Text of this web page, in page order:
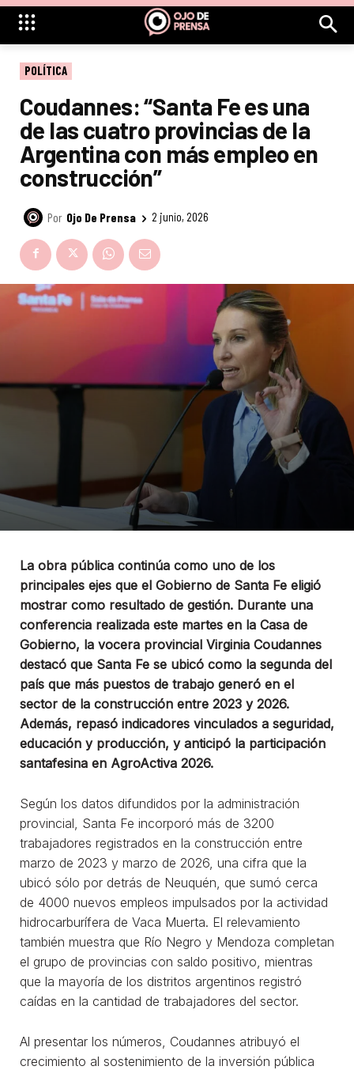
POLÍTICA
Coudannes: “Santa Fe es una
de las cuatro provincias de la
Argentina con más empleo en
construcción”
Por Ojo De Prensa 2 junio, 2026
La obra pública continúa como uno de los
principales ejes que el Gobierno de Santa Fe eligió
mostrar como resultado de gestión. Durante una
conferencia realizada este martes en la Casa de
Gobierno, la vocera provincial Virginia Coudannes
destacó que Santa Fe se ubicó como la segunda del
país que más puestos de trabajo generó en el
sector de la construcción entre 2023 y 2026.
Además, repasó indicadores vinculados a seguridad,
educación y producción, y anticipó la participación
santafesina en AgroActiva 2026.
Según los datos difundidos por la administración
provincial, Santa Fe incorporó más de 3200
trabajadores registrados en la construcción entre
marzo de 2023 y marzo de 2026, una cifra que la
ubicó sólo por detrás de Neuquén, que sumó cerca
de 4000 nuevos empleos impulsados por la actividad
hidrocarburífera de Vaca Muerta. El relevamiento
también muestra que Río Negro y Mendoza completan
el grupo de provincias con saldo positivo, mientras
que la mayoría de los distritos argentinos registró
caídas en la cantidad de trabajadores del sector.
Al presentar los números, Coudannes atribuyó el
crecimiento al sostenimiento de la inversión pública